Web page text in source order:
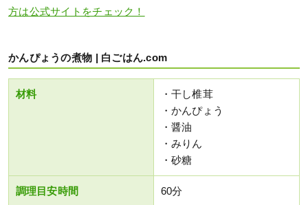
方は公式サイトをチェック！
かんぴょうの煮物 | 白ごはん.com
材料
・干し椎茸
・かんぴょう
・醤油
・みりん
・砂糖
調理目安時間 60分